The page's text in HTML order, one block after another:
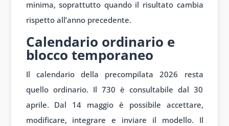
minima, soprattutto quando il risultato cambia
rispetto all’anno precedente.
Calendario ordinario e
blocco temporaneo
Il calendario della precompilata 2026 resta
quello ordinario. Il 730 è consultabile dal 30
aprile. Dal 14 maggio è possibile accettare,
modificare, integrare e inviare il modello. Il